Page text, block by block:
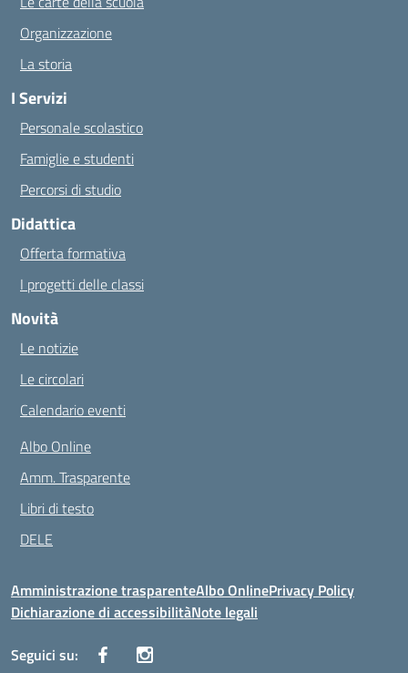
Organizzazione
La storia
I Servizi
Personale scolastico
Famiglie e studenti
Percorsi di studio
Didattica
Offerta formativa
I progetti delle classi
Novità
Le notizie
Le circolari
Calendario eventi
Albo Online
Amm. Trasparente
Libri di testo
DELE
Amministrazione trasparenteAlbo OnlinePrivacy Policy
Dichiarazione di accessibilitàNote legali
Seguici su: